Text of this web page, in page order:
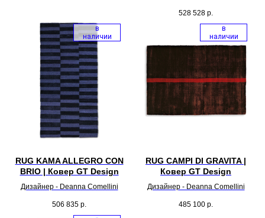
528 528 р.
в
наличии
RUG KAMA ALLEGRO CON
BRIO | Ковер GT Design
Дизайнер - Deanna Comellini
506 835 р.
в
наличии
RUG CAMPI DI GRAVITA |
Ковер GT Design
Дизайнер - Deanna Comellini
485 100 р.